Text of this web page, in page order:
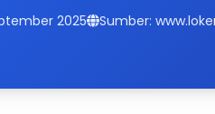
2025 Sumber: